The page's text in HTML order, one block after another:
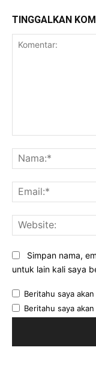
TINGGALKAN
Simpan nama,
untuk lain kali saya
Beritahu saya
Beritahu saya